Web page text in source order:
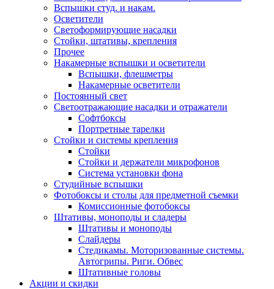
Вспышки студ. и накам.
Осветители
Светоформирующие насадки
Стойки, штативы, крепления
Прочее
Накамерные вспышки и осветители
Вспышки, флешметры
Накамерные осветители
Постоянный свет
Светоотражающие насадки и отражатели
Софтбоксы
Портретные тарелки
Стойки и системы крепления
Стойки
Стойки и держатели микрофонов
Система установки фона
Студийные вспышки
Фотобоксы и столы для предметной съемки
Комиссионные фотобоксы
Штативы, моноподы и сладеры
Штативы и моноподы
Слайдеры
Стедикамы. Моторизованные системы.
Автогрипы. Риги. Обвес
Штативные головы
Акции и скидки